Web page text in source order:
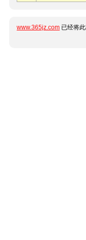
www.365jz.com 已经将